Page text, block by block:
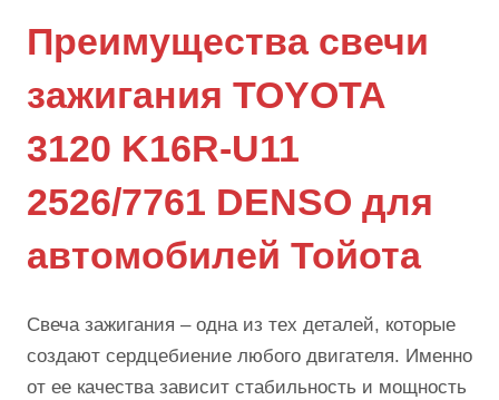
Преимущества свечи
зажигания TOYOTA
3120 K16R-U11
2526/7761 DENSO для
автомобилей Тойота
Свеча зажигания – одна из тех деталей, которые
создают сердцебиение любого двигателя. Именно
от ее качества зависит стабильность и мощность